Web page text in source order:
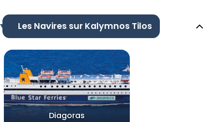
Les Navires sur Kalymnos Tilos
Diagoras